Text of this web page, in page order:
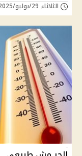
الثلاثاء 29/يوليو/2025 - 01:11 م